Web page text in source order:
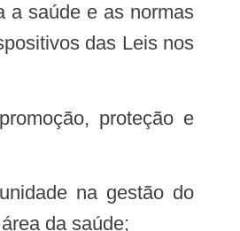
a saúde e as normas
das Leis nos
da saúde;